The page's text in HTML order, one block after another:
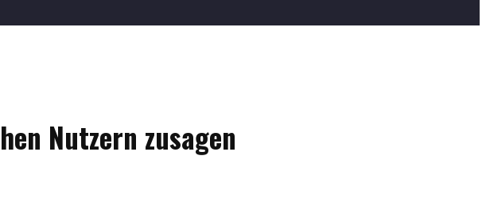
Nutzern zusagen